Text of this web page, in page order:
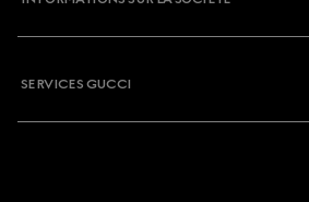
SERVICES GUCCI